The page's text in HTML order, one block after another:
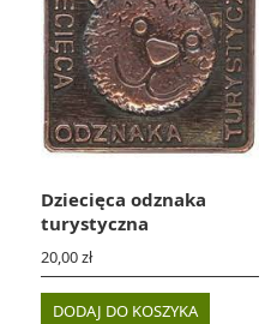
Dziecięca odznaka
turystyczna
20,00zł
DODAJ DO KOSZYKA